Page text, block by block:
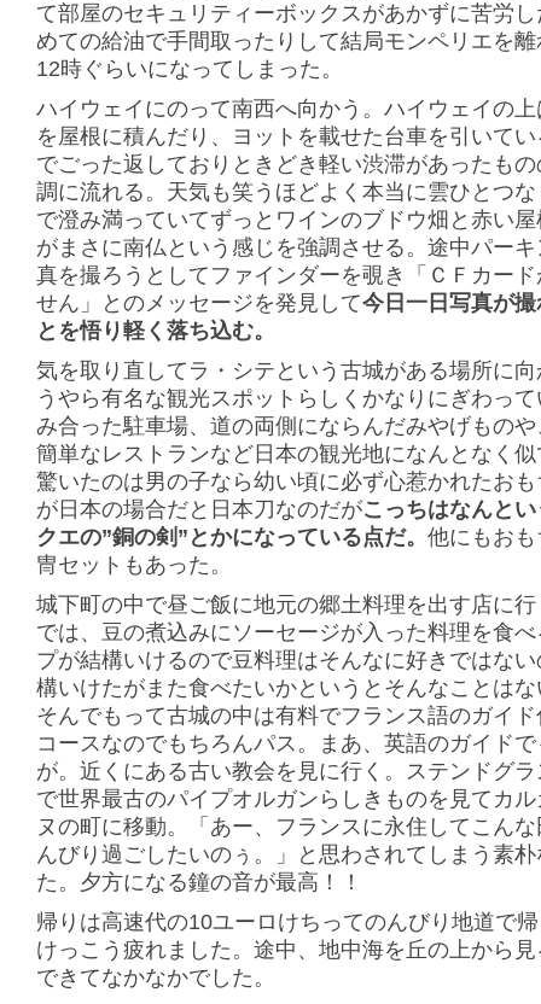
て部屋のセキュリティーボックスがあかずに苦労
めての給油で手間取ったりして結局モンペリエを
12時ぐらいになってしまった。
ハイウェイにのって南西へ向かう。ハイウェイの
を屋根に積んだり、ヨットを載せた台車を引いて
でごった返しておりときどき軽い渋滞があったも
調に流れる。天気も笑うほどよく本当に雲ひとつ
で澄み満っていてずっとワインのブドウ畑と赤い
がまさに南仏という感じを強調させる。途中パー
真を撮ろうとしてファインダーを覗き「ＣＦカー
せん」とのメッセージを発見して今日一日写真が
とを悟り軽く落ち込む。
気を取り直してラ・シテという古城がある場所に
うやら有名な観光スポットらしくかなりにぎわっ
み合った駐車場、道の両側にならんだみやげもの
簡単なレストランなど日本の観光地になんとなく
驚いたのは男の子なら幼い頃に必ず心惹かれたお
が日本の場合だと日本刀なのだがこっちはなんと
クエの”銅の剣”とかになっている点だ。 他にもお
冑セットもあった。
城下町の中で昼ご飯に地元の郷土料理を出す店に
では、豆の煮込みにソーセージが入った料理を食
プが結構いけるので豆料理はそんなに好きではな
構いけたがまた食べたいかというとそんなことは
そんでもって古城の中は有料でフランス語のガイ
コースなのでもちろんパス。まあ、英語のガイド
が。近くにある古い教会を見に行く。ステンドグ
で世界最古のパイプオルガンらしきものを見てカ
ヌの町に移動。「あー、フランスに永住してこん
んびり過ごしたいのぅ。」と思わされてしまう素
た。夕方になる鐘の音が最高！！
帰りは高速代の10ユーロけちってのんびり地道で
けっこう疲れました。途中、地中海を丘の上から
できてなかなかでした。